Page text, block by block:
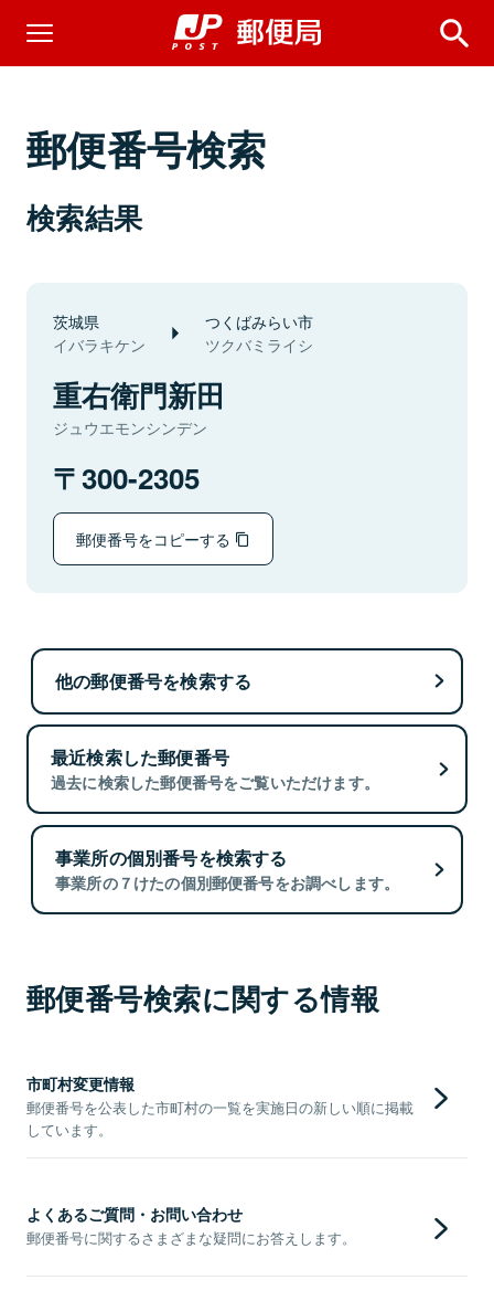
郵便番号検索
検索結果
茨城県
イバラキケン
つくばみらい市
ツクバミライシ
重右衛門新田
ジュウエモンシンデン
300-2305
郵便番号をコピーする
他の郵便番号を検索する
最近検索した郵便番号
過去に検索した郵便番号をご覧いただけます。
事業所の個別番号を検索する
事業所の７けたの個別郵便番号をお調べします。
郵便番号検索に関する情報
市町村変更情報
郵便番号を公表した市町村の一覧を実施日の新しい順に掲載
しています。
よくあるご質問・お問い合わせ
郵便番号に関するさまざまな疑問にお答えします。